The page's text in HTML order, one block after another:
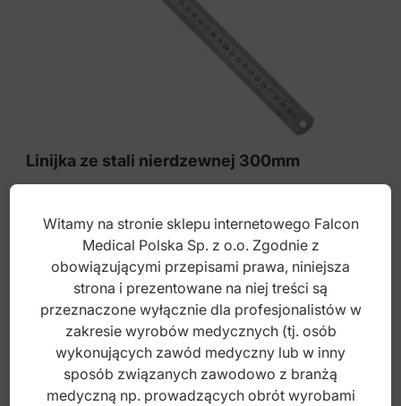
Linijka ze stali nierdzewnej 300mm
Index: BA.225.300
40,00zł
brutto
Witamy na stronie sklepu internetowego Falcon
Medical Polska Sp. z o.o. Zgodnie z
obowiązującymi przepisami prawa, niniejsza
strona i prezentowane na niej treści są
przeznaczone wyłącznie dla profesjonalistów w
zakresie wyrobów medycznych (tj. osób
wykonujących zawód medyczny lub w inny
sposób związanych zawodowo z branżą
medyczną np. prowadzących obrót wyrobami